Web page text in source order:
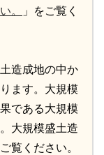
。
」をご覧く
造成地の中か
ます。大規模
である大規模
大規模盛土造
覧ください。